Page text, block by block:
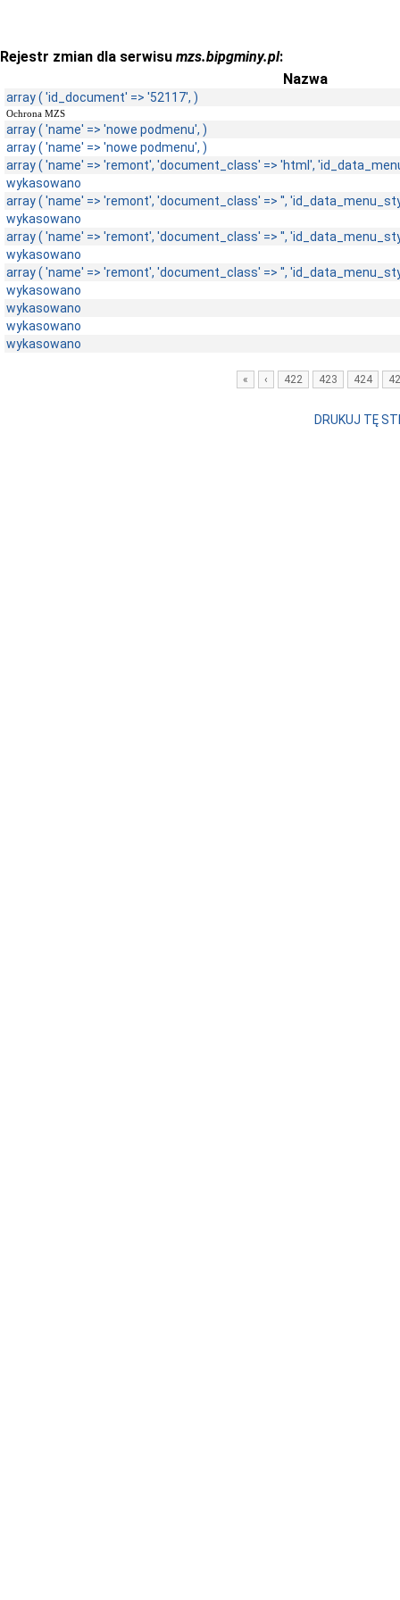
Rejestr zmian dla serwisu mzs.bipgminy.pl:
Nazwa
array ( 'id_document' => '52117', )
Ochrona MZS
array ( 'name' => 'nowe podmenu', )
array ( 'name' => 'nowe podmenu', )
array ( 'name' => 'remont', 'document_class' => 'html',
wykasowano
array ( 'name' => 'remont', 'document_class' => '',
wykasowano
array ( 'name' => 'remont', 'document_class' => '',
wykasowano
array ( 'name' => 'remont', 'document_class' => '',
wykasowano
wykasowano
wykasowano
wykasowano
« ‹ 422 423 424
DRUKUJ TĘ